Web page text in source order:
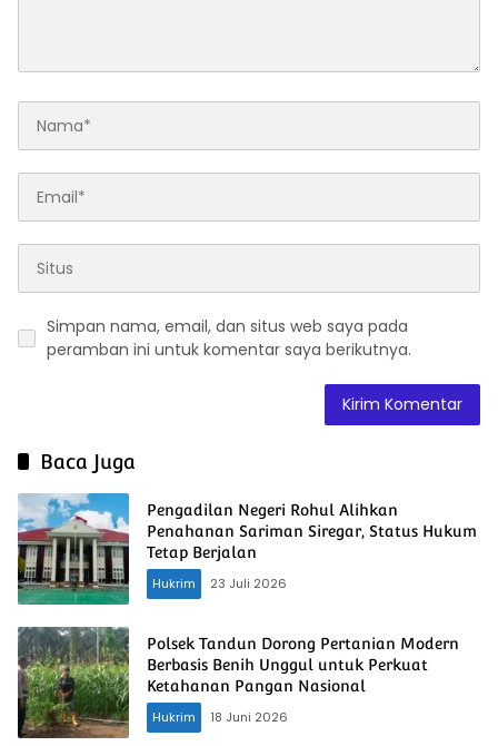
Simpan nama, email, dan situs web saya pada
peramban ini untuk komentar saya berikutnya.
Baca Juga
Pengadilan Negeri Rohul Alihkan
Penahanan Sariman Siregar, Status Hukum
Tetap Berjalan
Hukrim
23 Juli 2026
Polsek Tandun Dorong Pertanian Modern
Berbasis Benih Unggul untuk Perkuat
Ketahanan Pangan Nasional
Hukrim
18 Juni 2026